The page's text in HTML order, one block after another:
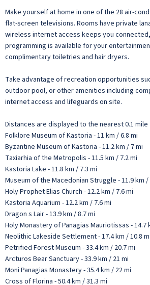
Make yourself at home in one of the 28 air-
flat-screen televisions. Rooms have private
wireless internet access keeps you
programming is available for your
complimentary toiletries and hair dryers.
Take advantage of recreation opportunities
outdoor pool, or other amenities including
internet access and lifeguards on site.
Distances are displayed to the nearest 0.1 mile
Folklore Museum of Kastoria - 11 km / 6.8 mi
Byzantine Museum of Kastoria - 11.2 km / 7 mi
Taxiarhia of the Metropolis - 11.5 km / 7.2 mi
Kastoria Lake - 11.8 km / 7.3 mi
Museum of the Macedonian Struggle - 11.9 km /
Holy Prophet Elias Church - 12.2 km / 7.6 mi
Kastoria Aquarium - 12.2 km / 7.6 mi
Dragon s Lair - 13.9 km / 8.7 mi
Holy Monastery of Panagias Mauriotissas - 14.7
Neolithic Lakeside Settlement - 17.4 km / 10.8 mi
Petrified Forest Museum - 33.4 km / 20.7 mi
Arcturos Bear Sanctuary - 33.9 km / 21 mi
Moni Panagias Monastery - 35.4 km / 22 mi
Cross of Florina - 50.4 km / 31.3 mi